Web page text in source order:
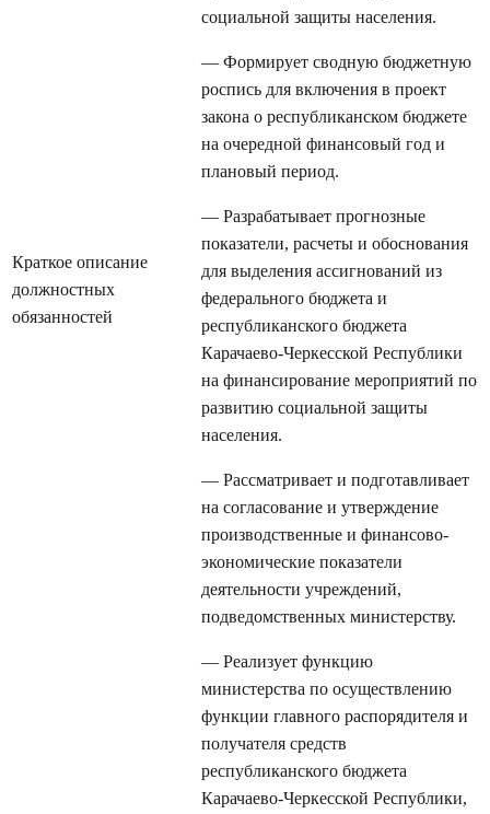
Краткое описание
должностных
обязанностей
социальной защиты населения.
— Формирует сводную бюджетную
роспись для включения в проект
закона о республиканском бюджете
на очередной финансовый год и
плановый период.
— Разрабатывает прогнозные
показатели, расчеты и обоснования
для выделения ассигнований из
федерального бюджета и
республиканского бюджета
Карачаево-Черкесской Республики
на финансирование мероприятий по
развитию социальной защиты
населения.
— Рассматривает и подготавливает
на согласование и утверждение
производственные и финансово-
экономические показатели
деятельности учреждений,
подведомственных министерству.
— Реализует функцию
министерства по осуществлению
функции главного распорядителя и
получателя средств
республиканского бюджета
Карачаево-Черкесской Республики,